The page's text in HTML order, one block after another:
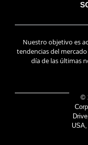
Nuestro objetivo es
tendencias del
día de las últimas
©